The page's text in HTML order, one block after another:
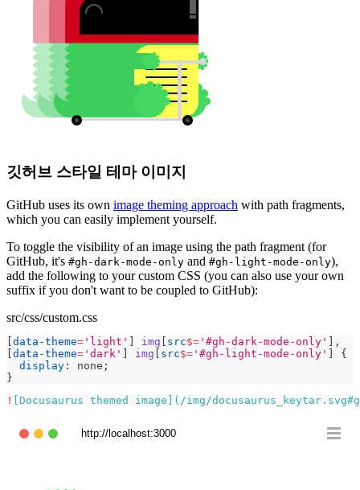
깃허브 스타일 테마 이미지
GitHub uses its own image theming approach with path fragments,
which you can easily implement yourself.
To toggle the visibility of an image using the path fragment (for
GitHub, it's #gh-dark-mode-only and #gh-light-mode-only),
add the following to your custom CSS (you can also use your own
suffix if you don't want to be coupled to GitHub):
src/css/custom.css
data-theme= 'light' img src$= '#gh-dark-mode-only'
,
data-theme= 'dark' img src$= '#gh-light-mode-only'
{
display : none ;
}
!
Docusaurus themed image ]( /img/
http://localhost:3000